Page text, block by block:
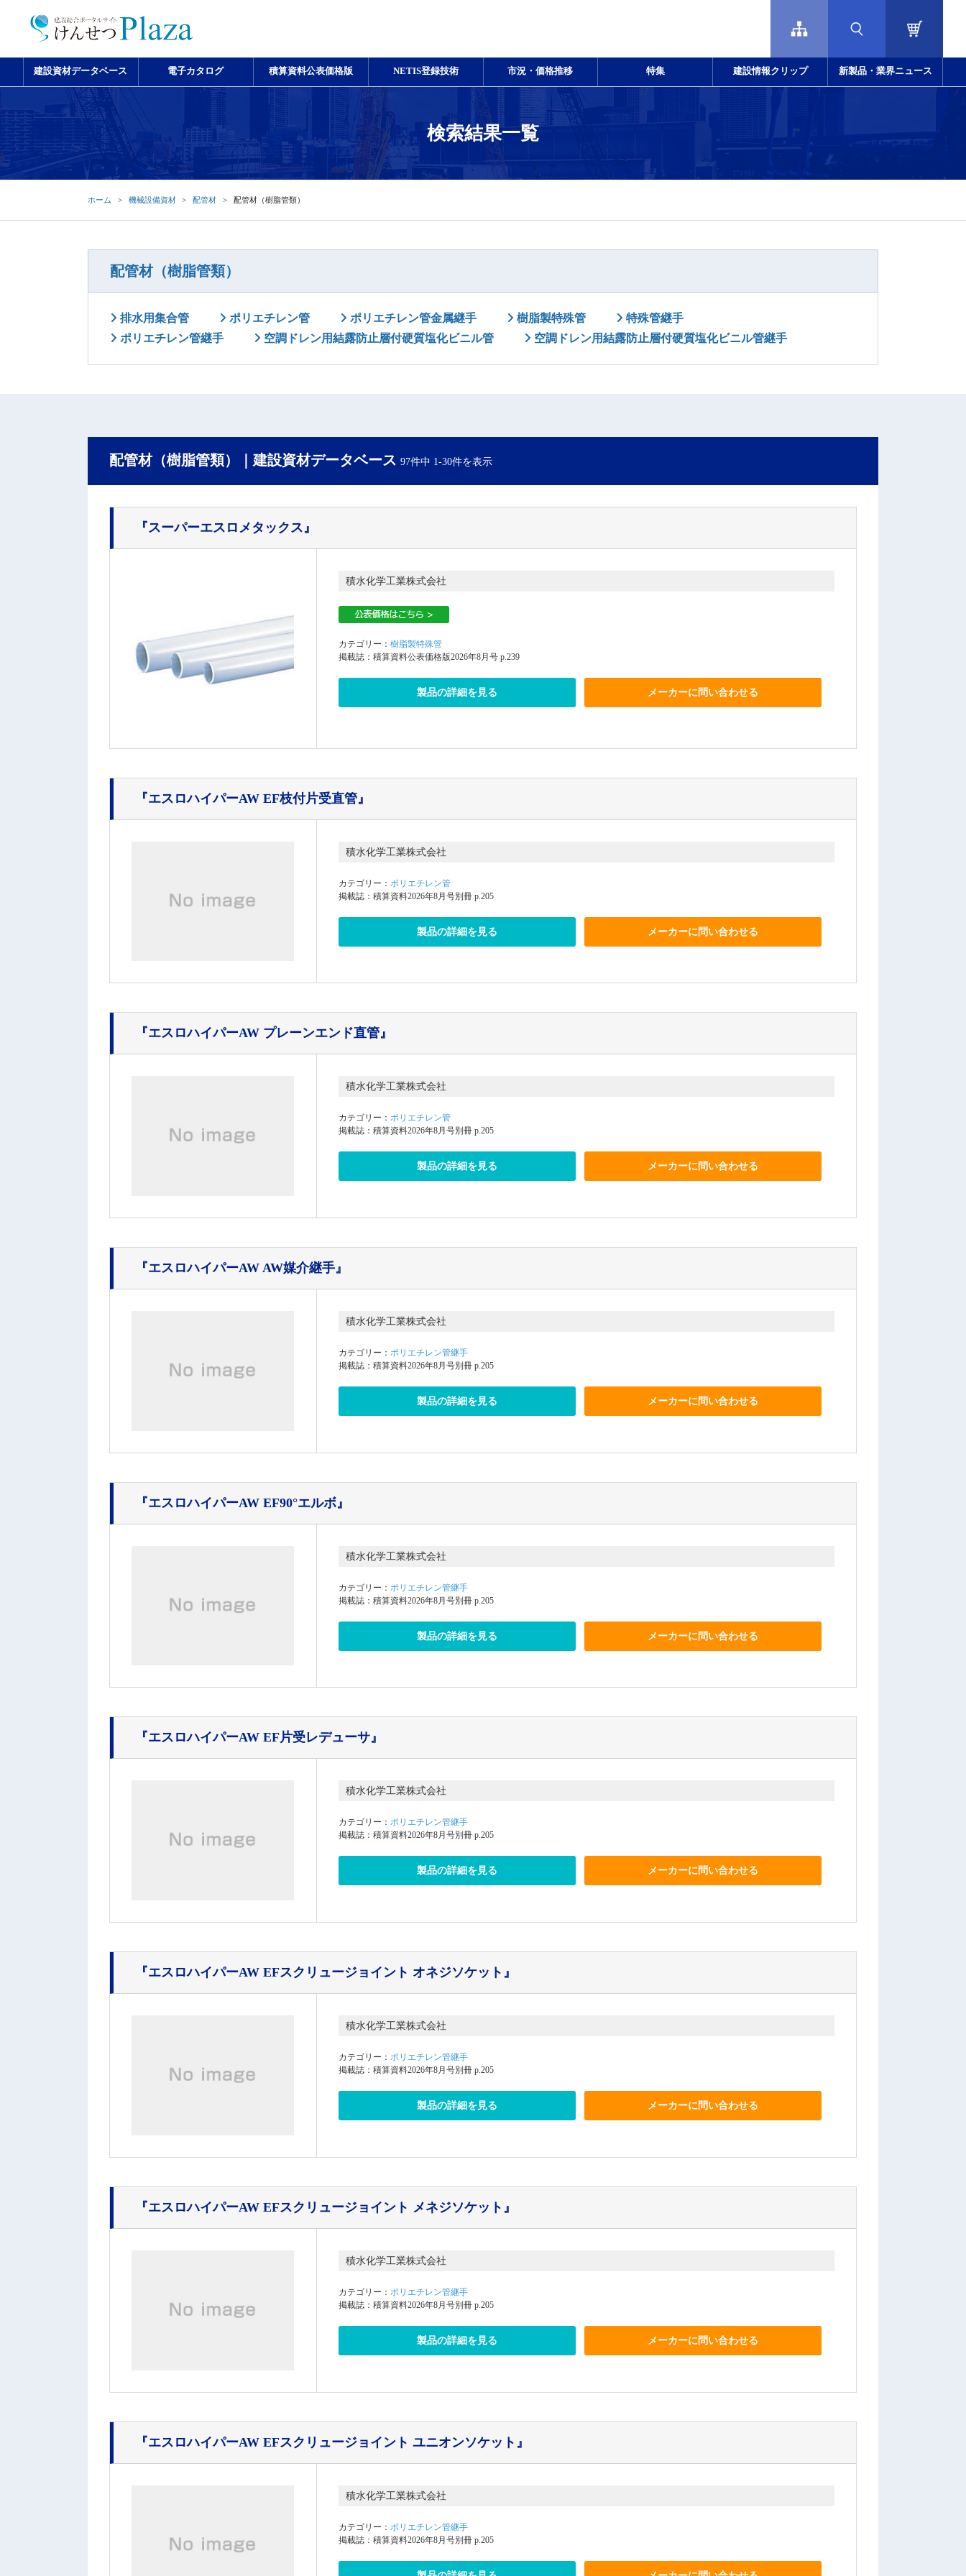
建設資材データベース 電子カタログ 積算資料公表価格版 NETIS登録技術 市況・価格推移 特集 建設情報クリップ 新製品・業界ニュース
検索結果一覧
ホーム 機械設備資材 配管材 配管材（樹脂管類）
配管材（樹脂管類）
排水用集合管 ポリエチレン管 ポリエチレン管金属継手 樹脂製特殊管
特殊管継手
ポリエチレン管継手
空調ドレン用結露防止層付硬質塩化ビニル管 空調ドレン用結露防止層付硬質塩化ビニル管継手
配管材（樹脂管類）｜建設資材データベース 97件中 1-30件を表示
『スーパーエスロメタックス』
積水化学工業株式会社
カテゴリー： 樹脂製特殊管
掲載誌：積算資料公表価格版2026年8月号 p.239
製品の詳細を見る メーカーに問い合わせる
『エスロハイパーAW EF枝付片受直管』
積水化学工業株式会社
カテゴリー： ポリエチレン管
掲載誌：積算資料2026年8月号別冊 p.205
製品の詳細を見る メーカーに問い合わせる
『エスロハイパーAW プレーンエンド直管』
積水化学工業株式会社
カテゴリー： ポリエチレン管
掲載誌：積算資料2026年8月号別冊 p.205
製品の詳細を見る メーカーに問い合わせる
『エスロハイパーAW AW媒介継手』
積水化学工業株式会社
カテゴリー： ポリエチレン管継手
掲載誌：積算資料2026年8月号別冊 p.205
製品の詳細を見る メーカーに問い合わせる
『エスロハイパーAW EF90°エルボ』
積水化学工業株式会社
カテゴリー： ポリエチレン管継手
掲載誌：積算資料2026年8月号別冊 p.205
製品の詳細を見る メーカーに問い合わせる
『エスロハイパーAW EF片受レデューサ』
積水化学工業株式会社
カテゴリー： ポリエチレン管継手
掲載誌：積算資料2026年8月号別冊 p.205
製品の詳細を見る メーカーに問い合わせる
『エスロハイパーAW EFスクリュージョイント オネジソケット』
積水化学工業株式会社
カテゴリー： ポリエチレン管継手
掲載誌：積算資料2026年8月号別冊 p.205
製品の詳細を見る メーカーに問い合わせる
『エスロハイパーAW EFスクリュージョイント メネジソケット』
積水化学工業株式会社
カテゴリー： ポリエチレン管継手
掲載誌：積算資料2026年8月号別冊 p.205
製品の詳細を見る メーカーに問い合わせる
『エスロハイパーAW EFスクリュージョイント ユニオンソケット』
積水化学工業株式会社
カテゴリー： ポリエチレン管継手
掲載誌：積算資料2026年8月号別冊 p.205